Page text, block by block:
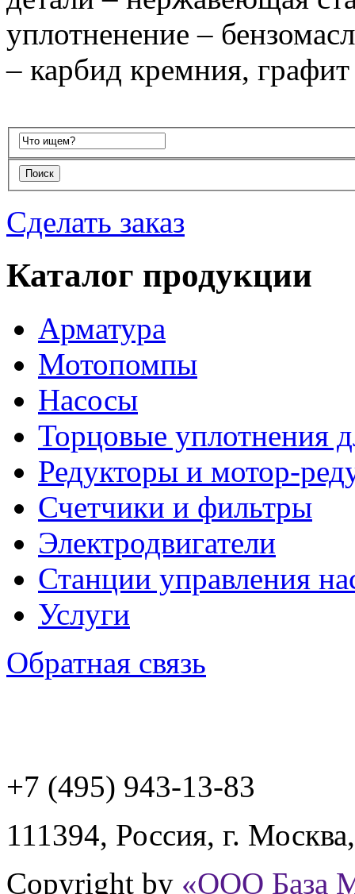
уплотненение –
– карбид кремния,
Сделать заказ
Каталог продукции
Арматура
Мотопомпы
Насосы
Торцовые уплотнения
Редукторы и мотор-
Счетчики и фильтры
Электродвигатели
Станции управления
Услуги
Обратная связь
+7 (495) 943-13-83
111394, Россия, г. Москва
Copyright by «ООО База